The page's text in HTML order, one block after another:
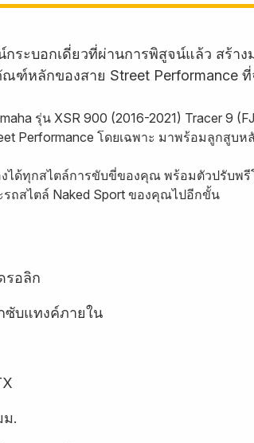
กระบอกเดี่ยวที่ผ่านการพิสูจน์แล้ว สร้
ณฑ์หลักของสาย Street
รุ่น XSR 900 (2016-2021) Tracer 9
Performance โดยเฉพาะ มาพร้อมลูกสู
ได้ทุกสไตล์การขับขี่ของคุณ พร้อมตัวปรับพ
ถสไตล์ Naked Sport ของคุณไปอีกขั้น
รอลิก
ซับแทงค์ภายใน
ม.